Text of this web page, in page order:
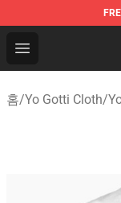
Open menu
Yo Gotti
홈/Yo Gotti Cloth/